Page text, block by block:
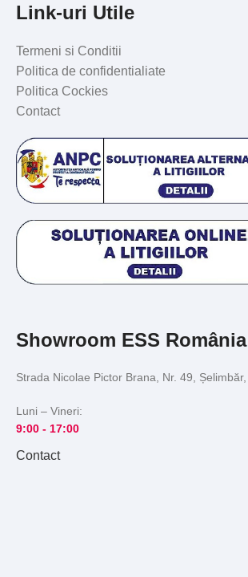
Link-uri Utile
Termeni si Conditii
Politica de confidentialiate
Politica Cockies
Contact
Showroom ESS România
Strada Nicolae Pictor Brana, Nr. 49,
Luni – Vineri:
9:00 - 17:00
Contact